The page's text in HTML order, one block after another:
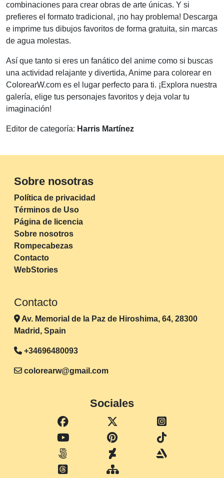
combinaciones para crear obras de arte únicas. Y si
prefieres el formato tradicional, ¡no hay problema! Descarga
e imprime tus dibujos favoritos de forma gratuita, sin marcas
de agua molestas.
Así que tanto si eres un fanático del anime como si buscas
una actividad relajante y divertida, Anime para colorear en
ColorearW.com es el lugar perfecto para ti. ¡Explora nuestra
galería, elige tus personajes favoritos y deja volar tu
imaginación!
Editor de categoría: Harris Martínez
Sobre nosotras
Política de privacidad
Términos de Uso
Página de licencia
Sobre nosotros
Rompecabezas
Contacto
WebStories
Contacto
Av. Memorial de la Paz de Hiroshima, 64, 28300
Madrid, Spain
+34696480093
colorearw@gmail.com
Sociales